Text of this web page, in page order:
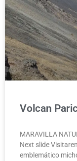
Volcan
MARAVILLA
Next slide
emblemático